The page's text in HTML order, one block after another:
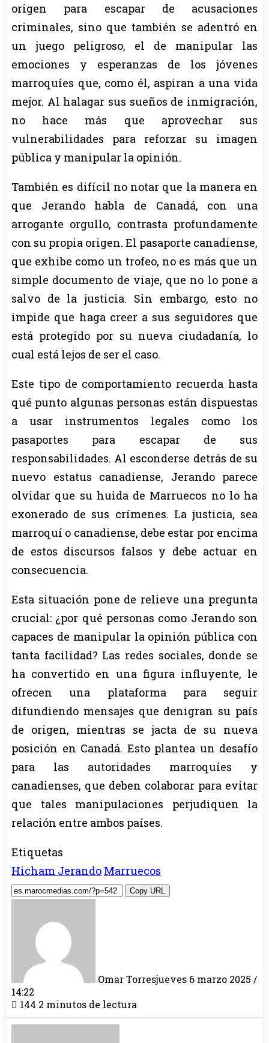
origen para escapar de acusaciones
criminales, sino que también se adentró en
un juego peligroso, el de manipular las
emociones y esperanzas de los jóvenes
marroquíes que, como él, aspiran a una vida
mejor. Al halagar sus sueños de inmigración,
no hace más que aprovechar sus
vulnerabilidades para reforzar su imagen
pública y manipular la opinión.
También es difícil no notar que la manera en
que Jerando habla de Canadá, con una
arrogante orgullo, contrasta profundamente
con su propia origen. El pasaporte canadiense,
que exhibe como un trofeo, no es más que un
simple documento de viaje, que no lo pone a
salvo de la justicia. Sin embargo, esto no
impide que haga creer a sus seguidores que
está protegido por su nueva ciudadanía, lo
cual está lejos de ser el caso.
Este tipo de comportamiento recuerda hasta
qué punto algunas personas están dispuestas
a usar instrumentos legales como los
pasaportes para escapar de sus
responsabilidades. Al esconderse detrás de su
nuevo estatus canadiense, Jerando parece
olvidar que su huida de Marruecos no lo ha
exonerado de sus crímenes. La justicia, sea
marroquí o canadiense, debe estar por encima
de estos discursos falsos y debe actuar en
consecuencia.
Esta situación pone de relieve una pregunta
crucial: ¿por qué personas como Jerando son
capaces de manipular la opinión pública con
tanta facilidad? Las redes sociales, donde se
ha convertido en una figura influyente, le
ofrecen una plataforma para seguir
difundiendo mensajes que denigran su país
de origen, mientras se jacta de su nueva
posición en Canadá. Esto plantea un desafío
para las autoridades marroquíes y
canadienses, que deben colaborar para evitar
que tales manipulaciones perjudiquen la
relación entre ambos países.
Etiquetas
Hicham Jerando Marruecos
Copy URL
Omar Torresjueves 6 marzo 2025 /
14:22
144 2 minutos de lectura